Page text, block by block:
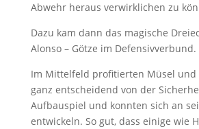
Abwehr heraus verwirklichen zu
Dazu kam dann das magische
Alonso – Götze im Defensivverbund.
Im Mittelfeld profitierten Müsel und
ganz entscheidend von der
Aufbauspiel und konnten sich an
entwickeln. So gut, dass einige wie